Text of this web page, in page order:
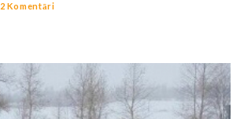
2 Komentāri